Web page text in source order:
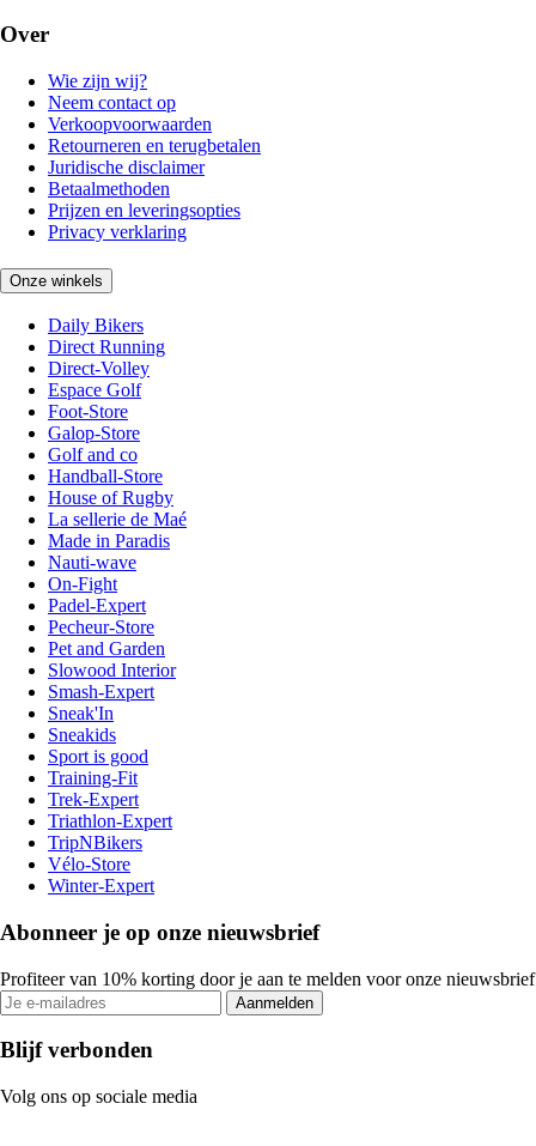
Over
Wie zijn wij?
Neem contact op
Verkoopvoorwaarden
Retourneren en terugbetalen
Juridische disclaimer
Betaalmethoden
Prijzen en leveringsopties
Privacy verklaring
Onze winkels
Daily Bikers
Direct Running
Direct-Volley
Espace Golf
Foot-Store
Galop-Store
Golf and co
Handball-Store
House of Rugby
La sellerie de Maé
Made in Paradis
Nauti-wave
On-Fight
Padel-Expert
Pecheur-Store
Pet and Garden
Slowood Interior
Smash-Expert
Sneak'In
Sneakids
Sport is good
Training-Fit
Trek-Expert
Triathlon-Expert
TripNBikers
Vélo-Store
Winter-Expert
Abonneer je op onze nieuwsbrief
Profiteer van 10% korting door je aan te melden voor onze nieuwsbrief
Aanmelden
Blijf verbonden
Volg ons op sociale media